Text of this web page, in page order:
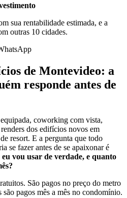
sua rentabilidade estimada, e a
outras 10 cidades.
de Montevideo: a
responde antes de
coworking com vista,
dos edifícios novos em
resort. E a pergunta que todo
se fazer antes de se apaixonar é
vou usar de verdade, e quanto
São pagos no preço do metro
pagos mês a mês no condomínio.